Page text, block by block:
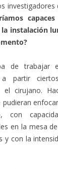
investigadores
instalación
de trabajar
a partir
el cirujano.
pudieran
con
en la mesa
con la